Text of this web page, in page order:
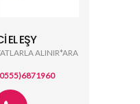
EL EŞY
ALINIR*ARA